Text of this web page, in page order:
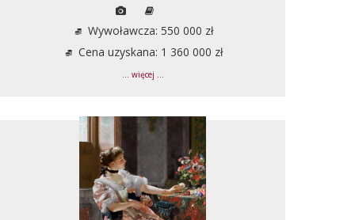
Wywoławcza: 550 000 zł
Cena uzyskana: 1 360 000 zł
... więcej ...